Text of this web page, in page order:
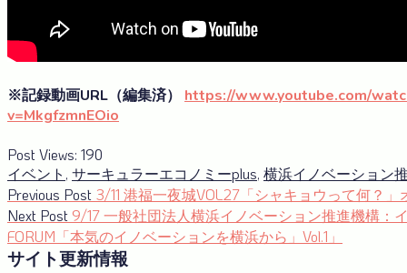
※記録動画URL（編集済） https://www.youtube.com/
v=MkgfzmnEOio
Post Views: 190
イベント , サーキュラーエコノミーplus, 横浜イノベーション
投
稿
ナ
Previous Post Previous
post:
3/11 港福一夜城VOL27「シャキョウって何？」
Next Post Next
post:
9/17 一般社団法人横浜イノベーション推進機構：
FORUM「本気のイノベーションを横浜から」Vol.1」
サイト更新情報